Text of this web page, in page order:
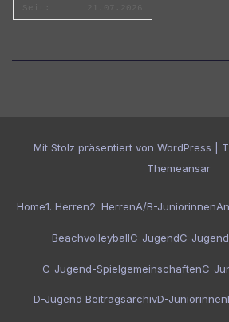
Mit Stolz präsentiert von WordPress
Themeansar
Home1. Herren2. HerrenA/B-Juniorinnen
BeachvolleyballC-JugendC-
C-Jugend-SpielgemeinschaftenC-
D-Jugend BeitragsarchivD-Juniorinnen